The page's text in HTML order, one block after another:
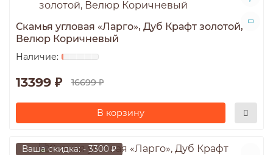
Скамья угловая «Ларго», Дуб Крафт золотой,
Велюр Коричневый
13399 ₽ 16699 ₽
В корзину
Ваша скидка: - 3300 ₽